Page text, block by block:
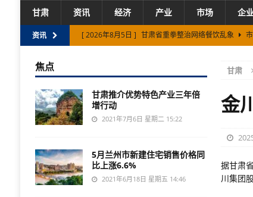
甘肃 资讯 经济 产业 市场 企
资讯 [ 2026年8月5日 ] 甘肃省重拳整治网络餐饮乱象
[ 2026年8月3日 ] 甘肃省在不断开放中塑造发展新优势
[ 2026年8月1日 ] 甘肃省规上工业增速连续54个月高
[ 2026年8月6日 ] 甘肃宁夏内蒙古跨省旅游小环线发
甘肃
金
据甘肃
川集团
焦点
甘肃推介优势特色产业三年倍
增行动
2021年7月6日 星期二 15:22
5月兰州市新建住宅销售价格同
比上涨6.6%
2021年6月18日 星期五 14:46